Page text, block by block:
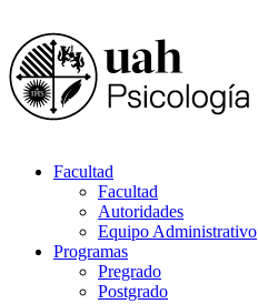
Facultad
Facultad
Autoridades
Equipo Administrativo
Programas
Pregrado
Postgrado